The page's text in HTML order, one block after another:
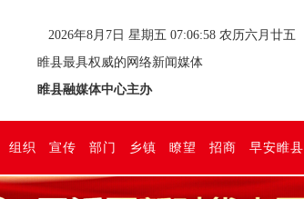
2026年8月7日 星期五 07:06:58 农历六月廿五
睢县最具权威的网络新闻媒体
睢县融媒体中心主办
组织 宣传 部门 乡镇 瞭望 招商 早安睢县